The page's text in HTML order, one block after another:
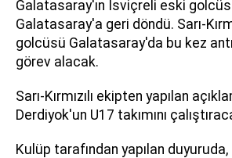
Galatasaray'ın İsviçreli eski
Galatasaray'a geri döndü. Sarı-
golcüsü Galatasaray'da bu kez
görev alacak.
Sarı-Kırmızılı ekipten yapılan
Derdiyok'un U17 takımını
Kulüp tarafından yapılan duyuruda,